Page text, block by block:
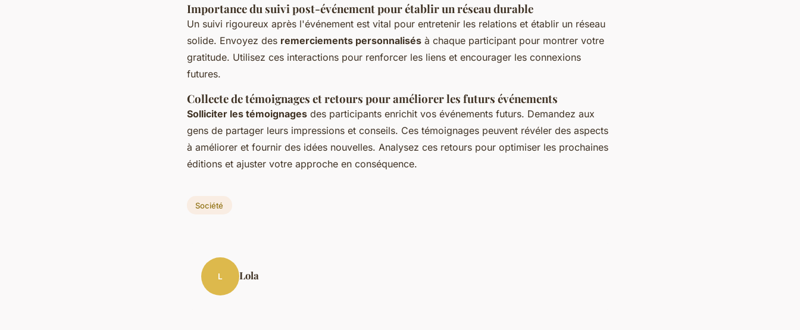
Importance du suivi post-événement pour établir un réseau durable
Un suivi rigoureux après l'événement est vital pour entretenir les relations et établir un réseau
solide. Envoyez des remerciements personnalisés à chaque participant pour montrer votre
gratitude. Utilisez ces interactions pour renforcer les liens et encourager les connexions
futures.
Collecte de témoignages et retours pour améliorer les futurs événements
Solliciter les témoignages des participants enrichit vos événements futurs. Demandez aux
gens de partager leurs impressions et conseils. Ces témoignages peuvent révéler des aspects
à améliorer et fournir des idées nouvelles. Analysez ces retours pour optimiser les prochaines
éditions et ajuster votre approche en conséquence.
Société
L Lola